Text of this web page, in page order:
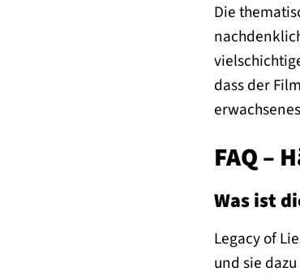
Die
dass der
FAQ –
Was ist
Legacy of
und sie